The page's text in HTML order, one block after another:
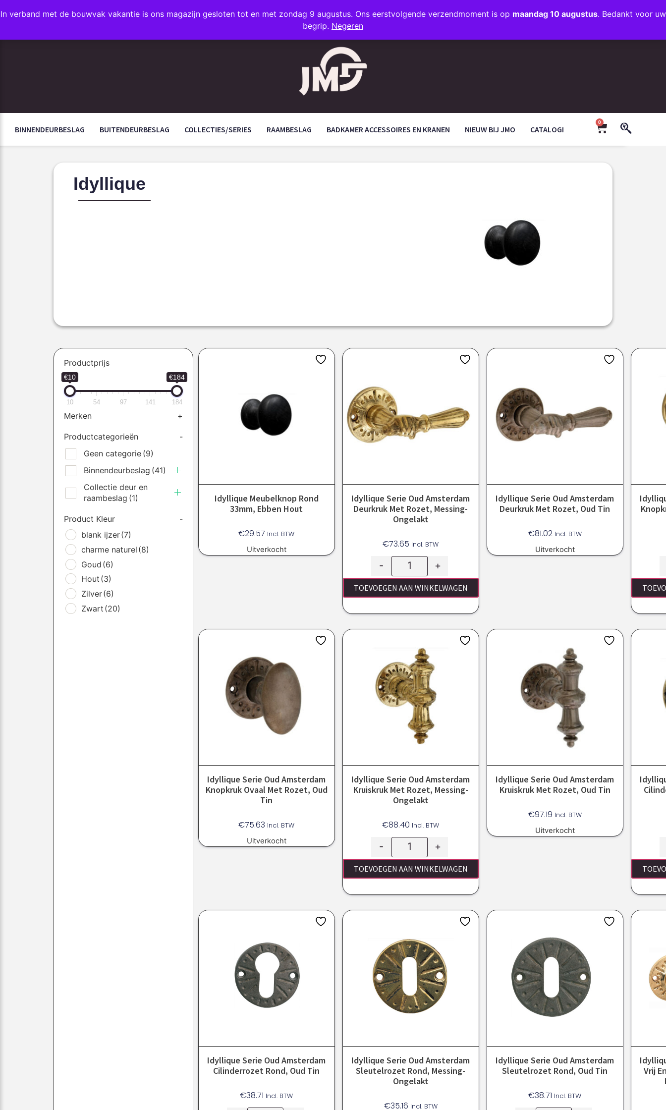
In verband met de bouwvak vakantie is ons magazijn gesloten tot en met zondag 9 augustus. Ons eerstvolgende verzendmoment is op maandag 10 augustus. Bedankt voor uw
begrip. Negeren
INFO@JMODESIGN.NL
+31 (0)35 203 1663
FAVORIETEN
BINNENDEURBESLAG BUITENDEURBESLAG COLLECTIES/SERIES RAAMBESLAG BADKAMER ACCESSOIRES EN KRANEN NIEUW BIJ JMO CATALOGI
0
Idyllique
Productprijs
€10 €184
10 54 97 141 184
Merken +
Productcategorieën
-
Geen categorie (9)
Binnendeurbeslag (41)
Collectie deur en
raambeslag (1)
Product Kleur
-
blank ijzer(7)
charme naturel (8)
Goud (6)
Hout (3)
Zilver(6)
Zwart (20)
Idyllique Meubelknop Rond
33mm, Ebben Hout
€29.57 Incl. BTW
Uitverkocht
Idyllique Serie Oud Amsterdam
Deurkruk Met Rozet, Messing-
Ongelakt
€73.65 Incl. BTW
- +
TOEVOEGEN AAN WINKELWAGEN
Idyllique Serie Oud Amsterdam
Deurkruk Met Rozet, Oud Tin
€81.02 Incl. BTW
Uitverkocht
Idyllique Serie Oud Amsterdam
Knopkruk Ovaal Met Rozet, Oud
Tin
€75.63 Incl. BTW
Uitverkocht
Idyllique Serie Oud Amsterdam
Kruiskruk Met Rozet, Messing-
Ongelakt
€88.40 Incl. BTW
- +
TOEVOEGEN AAN WINKELWAGEN
Idyllique Serie Oud Amsterdam
Kruiskruk Met Rozet, Oud Tin
€97.19 Incl. BTW
Uitverkocht
Idyllique Serie Oud Amsterdam
Cilinderrozet Rond, Oud Tin
€38.71 Incl. BTW
Idyllique Serie Oud Amsterdam
Sleutelrozet Rond, Messing-
Ongelakt
€35.16 Incl. BTW
Idyllique Serie Oud Amsterdam
Sleutelrozet Rond, Oud Tin
€38.71 Incl. BTW
Vrij